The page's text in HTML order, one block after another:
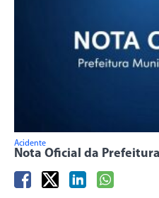
Acidente
Nota Oficial da